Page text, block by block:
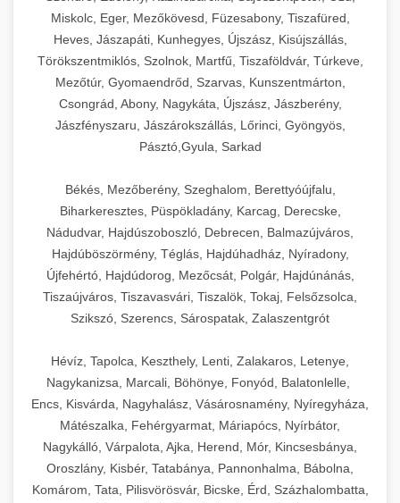
Miskolc, Eger, Mezőkövesd, Füzesabony, Tiszafüred,
Heves, Jászapáti, Kunhegyes, Újszász, Kisújszállás,
Törökszentmiklós, Szolnok, Martfű, Tiszaföldvár, Túrkeve,
Mezőtúr, Gyomaendrőd, Szarvas, Kunszentmárton,
Csongrád, Abony, Nagykáta, Újszász, Jászberény,
Jászfényszaru, Jászárokszállás, Lőrinci, Gyöngyös,
Pásztó,Gyula, Sarkad
Békés, Mezőberény, Szeghalom, Berettyóújfalu,
Biharkeresztes, Püspökladány, Karcag, Derecske,
Nádudvar, Hajdúszoboszló, Debrecen, Balmazújváros,
Hajdúböszörmény, Téglás, Hajdúhadház, Nyíradony,
Újfehértó, Hajdúdorog, Mezőcsát, Polgár, Hajdúnánás,
Tiszaújváros, Tiszavasvári, Tiszalök, Tokaj, Felsőzsolca,
Szikszó, Szerencs, Sárospatak, Zalaszentgrót
Hévíz, Tapolca, Keszthely, Lenti, Zalakaros, Letenye,
Nagykanizsa, Marcali, Böhönye, Fonyód, Balatonlelle,
Encs, Kisvárda, Nagyhalász, Vásárosnamény, Nyíregyháza,
Mátészalka, Fehérgyarmat, Máriapócs, Nyírbátor,
Nagykálló, Várpalota, Ajka, Herend, Mór, Kincsesbánya,
Oroszlány, Kisbér, Tatabánya, Pannonhalma, Bábolna,
Komárom, Tata, Pilisvörösvár, Bicske, Érd, Százhalombatta,